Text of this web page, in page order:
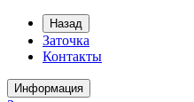
Назад
Заточка
Контакты
Информация